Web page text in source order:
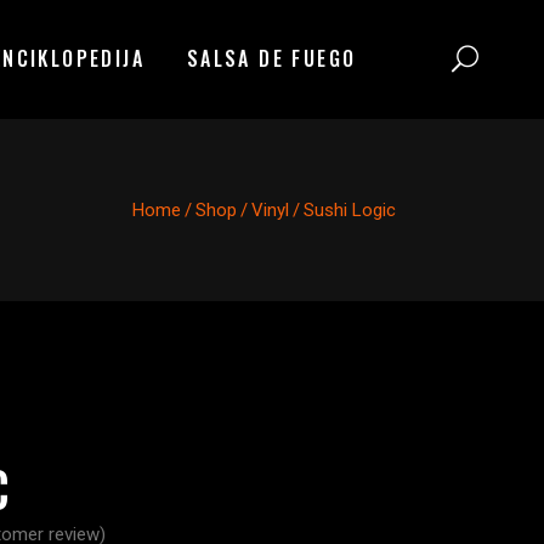
SALSA DE FUEGO
Home /Shop /Vinyl /Sushi Logic
review)